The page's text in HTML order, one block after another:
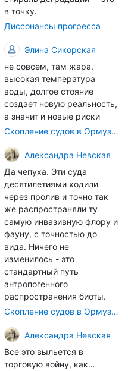
а о повышенном риске,
который нельзя
игнорировать. А так да 👍
в точку.
Диссонансы прогресса
Элина Сикорская
не совсем, там жара,
высокая температура
воды, долгое стояние
создает новую реальность,
а значит и новые риски
Скопление судов в Ормузском проливе грозит катастрофическим распространением инвазивных видов
Александра Невская
Да чепуха. Эти суда
десятилетиями ходили
через пролив и точно так
же распространяли ту
самую инвазивную флору и
фауну, с точностью до
вида. Ничего не
изменилось - это
стандартный путь
антропогенного
распространения биоты.
Скопление судов в Ормузском проливе грозит катастрофическим распространением инвазивных видов
Александра Невская
Все это выльется в
торговую войну, как